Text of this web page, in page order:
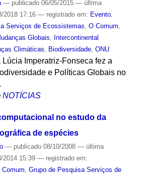
— publicado06/05/2015 — última
2018 17:16 — registrado em: Evento,
Serviços de Ecossistemas O Comum
Globais
Intercontinental
Climáticas Biodiversidade, ONU
Imperatriz-Fonseca fez a
e Políticas Globais no
NOTÍCIAS
no estudo da
de espécies
— publicado08/10/2008 — última
2014 15:39 — registrado em:
Comum Grupo de Pesquisa Serviços de